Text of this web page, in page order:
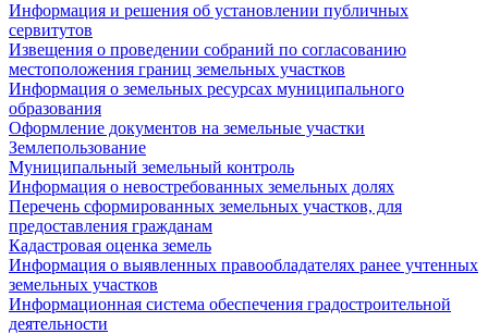
Информация и решения об установлении публичных
сервитутов
Извещения о проведении собраний по согласованию
местоположения границ земельных участков
Информация о земельных ресурсах муниципального
образования
Оформление документов на земельные участки
Землепользование
Муниципальный земельный контроль
Информация о невостребованных земельных долях
Перечень сформированных земельных участков, для
предоставления гражданам
Кадастровая оценка земель
Информация о выявленных правообладателях ранее учтенных
земельных участков
Информационная система обеспечения градостроительной
деятельности